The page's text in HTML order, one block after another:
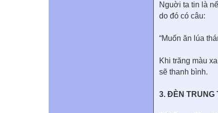
Nguời ta tin là
do đó có câu:
“Muốn ăn lúa
Khi trăng màu
sẽ thanh bình.
3. ĐÈN TRUNG